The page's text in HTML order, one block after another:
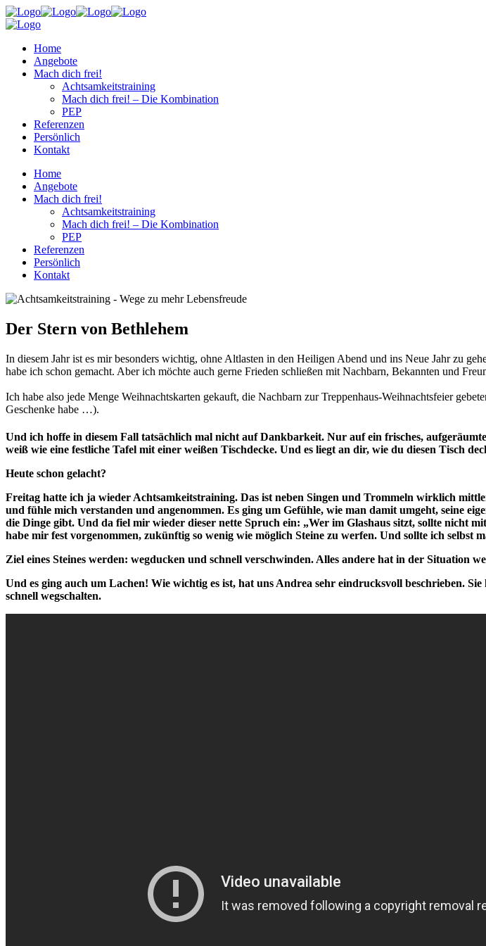
Home
Angebote
Mach dich frei!
Achtsamkeitstraining
Mach dich frei! – Die Kombination
PEP
Referenzen
Persönlich
Kontakt
Home
Angebote
Mach dich frei!
Achtsamkeitstraining
Mach dich frei! – Die Kombination
PEP
Referenzen
Persönlich
Kontakt
Der Stern von Bethlehem
In diesem Jahr ist es mir besonders wichtig, ohne Altlasten in den Heiligen Abend und ins Neue Jahr zu
habe ich schon gemacht. Aber ich möchte auch gerne Frieden schließen mit Nachbarn, Bekannten und
Ich habe also jede Menge Weihnachtskarten gekauft, die Nachbarn zur Treppenhaus-Weihnachtsfeier
Geschenke habe …).
Und ich hoffe in diesem Fall tatsächlich mal nicht auf Dankbarkeit. Nur auf ein frisches,
weiß wie eine festliche Tafel mit einer weißen Tischdecke. Und es liegt an dir, wie du diesen Tisch
Heute schon gelacht?
Freitag hatte ich ja wieder Achtsamkeitstraining. Das ist neben Singen und Trommeln wirklich
und fühle mich verstanden und angenommen. Es ging um Gefühle, wie man damit umgeht, seine
die Dinge gibt. Und da fiel mir wieder dieser nette Spruch ein: „Wer im Glashaus sitzt, sollte nicht
habe mir fest vorgenommen, zukünftig so wenig wie möglich Steine zu werfen. Und sollte ich selbst
Ziel eines Steines werden: wegducken und schnell verschwinden. Alles andere hat in der Situation
Und es ging auch um Lachen! Wie wichtig es ist, hat uns Andrea sehr eindrucksvoll beschrieben.
schnell wegschalten.